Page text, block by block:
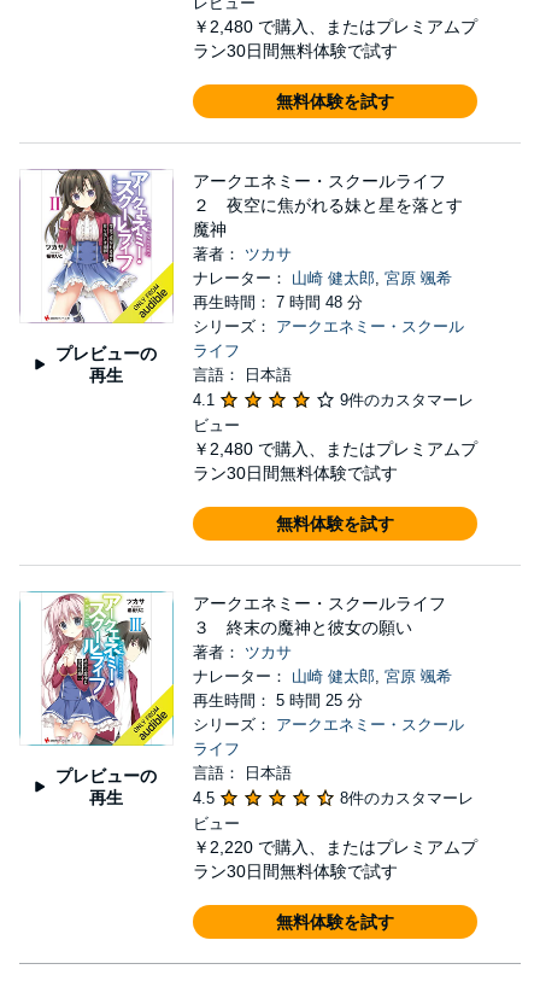
￥2,480 で購入、またはプレミアムプ
ラン30日間無料体験で試す
無料体験を試す
プレビューの
再生
アークエネミー・スクールライフ
２ 夜空に焦がれる妹と星を落とす
魔神
著者： ツカサ
ナレーター： 山崎 健太郎, 宮原 颯希
再生時間： 7 時間 48 分
シリーズ： アークエネミー・スクール
ライフ
言語： 日本語
4.1
9件のカスタマーレ
ビュー
￥2,480 で購入、またはプレミアムプ
ラン30日間無料体験で試す
無料体験を試す
プレビューの
再生
アークエネミー・スクールライフ
３ 終末の魔神と彼女の願い
著者： ツカサ
ナレーター： 山崎 健太郎, 宮原 颯希
再生時間： 5 時間 25 分
シリーズ： アークエネミー・スクール
ライフ
言語： 日本語
4.5
8件のカスタマーレ
ビュー
￥2,220 で購入、またはプレミアムプ
ラン30日間無料体験で試す
無料体験を試す